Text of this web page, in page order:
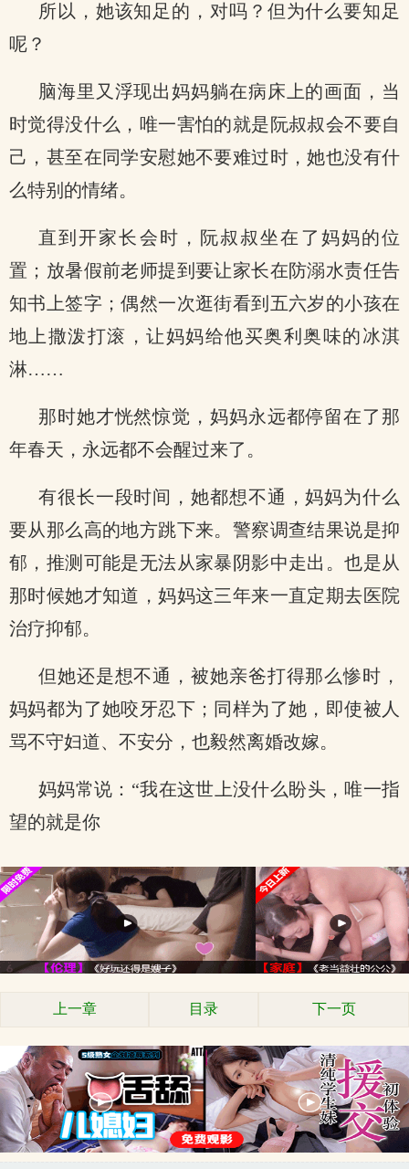
所以，她该知足的，对吗？但为什么要知足
呢？
脑海里又浮现出妈妈躺在病床上的画面，当
时觉得没什么，唯一害怕的就是阮叔叔会不要自
己，甚至在同学安慰她不要难过时，她也没有什
么特别的情绪。
直到开家长会时，阮叔叔坐在了妈妈的位
置；放暑假前老师提到要让家长在防溺水责任告
知书上签字；偶然一次逛街看到五六岁的小孩在
地上撒泼打滚，让妈妈给他买奥利奥味的冰淇
淋……
那时她才恍然惊觉，妈妈永远都停留在了那
年春天，永远都不会醒过来了。
有很长一段时间，她都想不通，妈妈为什么
要从那么高的地方跳下来。警察调查结果说是抑
郁，推测可能是无法从家暴阴影中走出。也是从
那时候她才知道，妈妈这三年来一直定期去医院
治疗抑郁。
但她还是想不通，被她亲爸打得那么惨时，
妈妈都为了她咬牙忍下；同样为了她，即使被人
骂不守妇道、不安分，也毅然离婚改嫁。
妈妈常说：“我在这世上没什么盼头，唯一指
望的就是你
上一章 目录 下一页